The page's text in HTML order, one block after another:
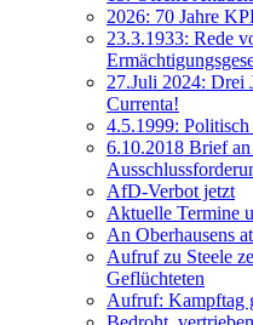
2026: 70 Jahre
23.3.1933: Rede
27.Juli 2024: Drei
Currenta!
4.5.1999:
6.10.2018 Brief
AfD-Verbot jetzt
Aktuelle Termine
An Oberhausens
Aufruf zu Steele
Geflüchteten
Aufruf: Kampftag